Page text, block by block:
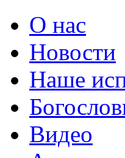
О нас
Новости
Наше
Видео